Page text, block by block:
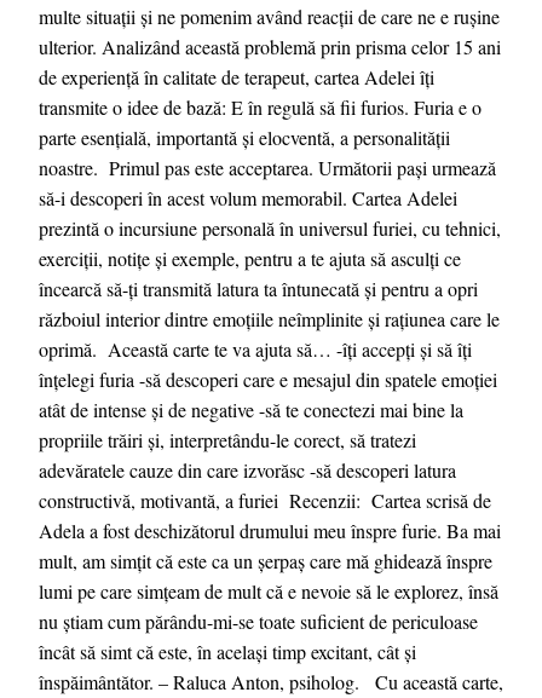
multe situații și ne pomenim având reacții de care ne e rușine
ulterior. Analizând această problemă prin prisma celor 15 ani
de experiență în calitate de terapeut, cartea Adelei îți
transmite o idee de bază: E în regulă să fii furios. Furia e o
parte esențială, importantă și elocventă, a personalității
noastre. Primul pas este acceptarea. Următorii pași urmează
să-i descoperi în acest volum memorabil. Cartea Adelei
prezintă o incursiune personală în universul furiei, cu tehnici,
exerciții, notițe și exemple, pentru a te ajuta să asculți ce
încearcă să-ți transmită latura ta întunecată și pentru a opri
războiul interior dintre emoțiile neîmplinite și rațiunea care le
oprimă. Această carte te va ajuta să… -îți accepți și să îți
înțelegi furia -să descoperi care e mesajul din spatele emoției
atât de intense și de negative -să te conectezi mai bine la
propriile trăiri și, interpretându-le corect, să tratezi
adevăratele cauze din care izvorăsc -să descoperi latura
constructivă, motivantă, a furiei Recenzii: Cartea scrisă de
Adela a fost deschizătorul drumului meu înspre furie. Ba mai
mult, am simțit că este ca un șerpaș care mă ghidează înspre
lumi pe care simțeam de mult că e nevoie să le explorez, însă
nu știam cum părându-mi-se toate suficient de periculoase
încât să simt că este, în același timp excitant, cât și
înspăimântător. – Raluca Anton, psiholog. Cu această carte,